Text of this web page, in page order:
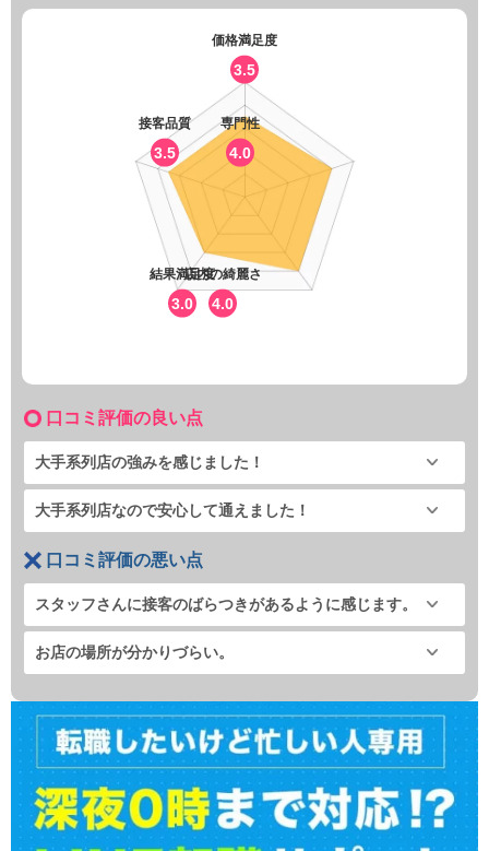
価格満足度
3.5
専門性
4.0
店内の綺麗さ
4.0
結果満足度
3.0
接客品質
3.5
口コミ評価の良い点
大手系列店の強みを感じました！
大手系列店なので安心して通えました！
口コミ評価の悪い点
スタッフさんに接客のばらつきがあるように感じます。
お店の場所が分かりづらい。